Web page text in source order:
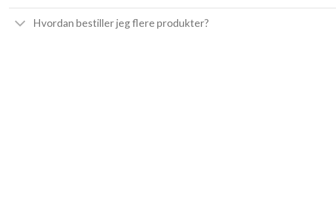
Hvordan bestiller jeg flere produkter?